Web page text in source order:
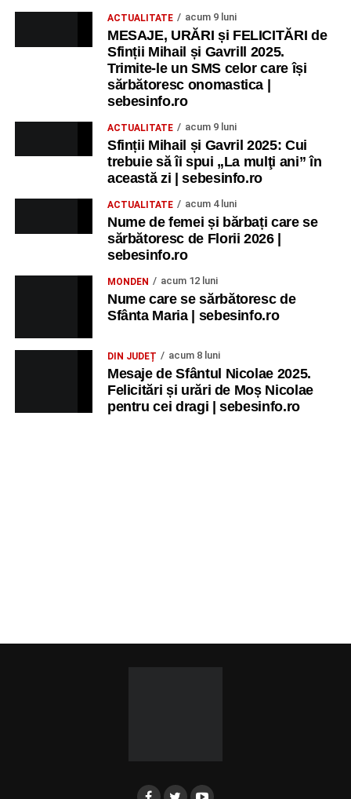
ACTUALITATE acum 9 luni
MESAJE, URĂRI și FELICITĂRI de
Sfinții Mihail și Gavrill 2025.
Trimite-le un SMS celor care își
sărbătoresc onomastica |
sebesinfo.ro
ACTUALITATE acum 9 luni
Sfinții Mihail și Gavril 2025: Cui
trebuie să îi spui „La mulţi ani” în
această zi | sebesinfo.ro
ACTUALITATE acum 4 luni
Nume de femei și bărbați care se
sărbătoresc de Florii 2026 |
sebesinfo.ro
MONDEN acum 12 luni
Nume care se sărbătoresc de
Sfânta Maria | sebesinfo.ro
DIN JUDEȚ acum 8 luni
Mesaje de Sfântul Nicolae 2025.
Felicitări și urări de Moș Nicolae
pentru cei dragi | sebesinfo.ro